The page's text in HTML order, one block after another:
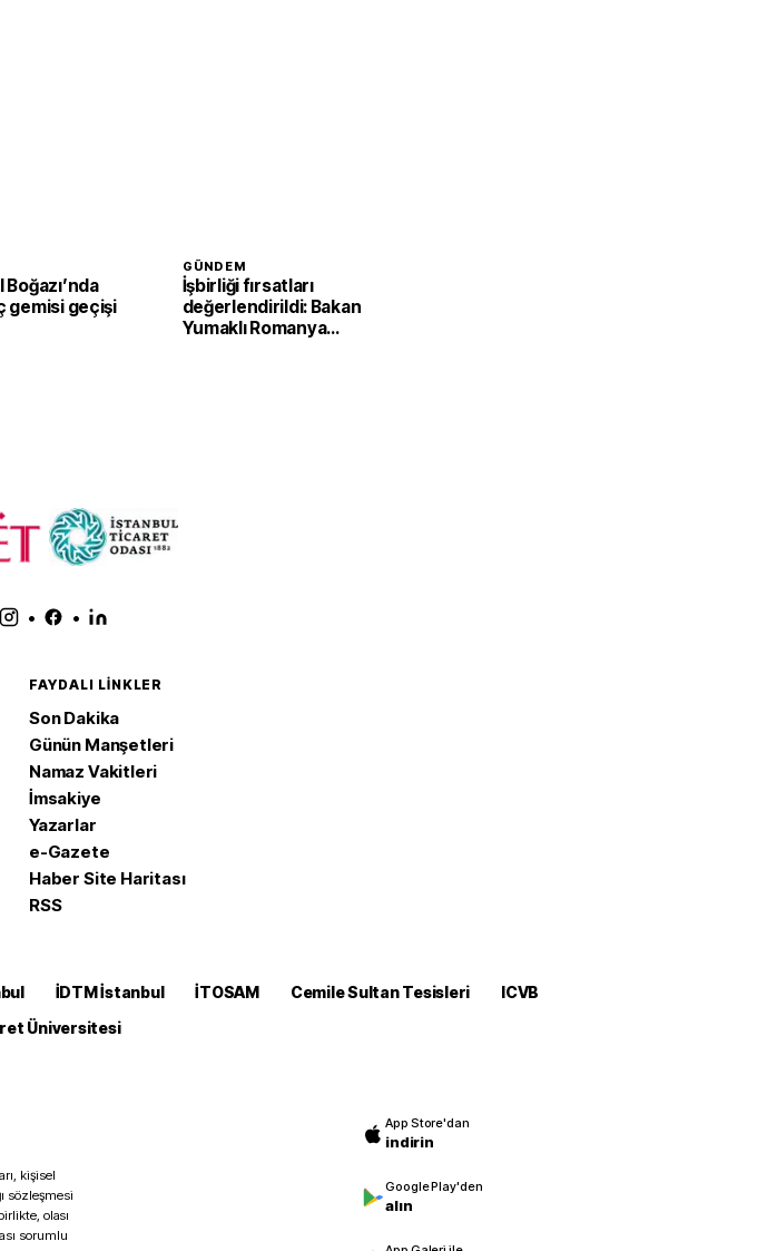
gemisi geçişi
GÜNDEM
İşbirliği fırsatları
değerlendirildi: Bakan
Yumaklı Romanya
• •
FAYDALI LINKLER
Son Dakika
Günün Manşetleri
Namaz Vakitleri
İmsakiye
Yazarlar
e-Gazete
Haber Site Haritası
RSS
İDTM İstanbul İTOSAM Cemile Sultan Tesisleri
ICVB
Üniversitesi
kişisel
sözleşmesi
olası
sorumlu
App Store'dan
indirin
Google Play'den
alın